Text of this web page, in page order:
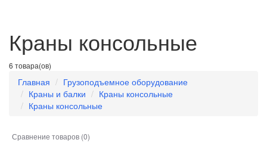
Краны консольные
6 товара(ов)
Главная
Грузоподъемное оборудование
Краны и балки
Краны консольные
Краны консольные
Сравнение товаров (0)